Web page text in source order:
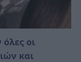
οι
και